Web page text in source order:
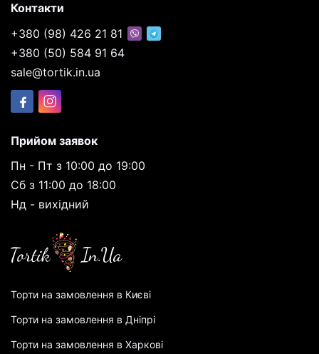
Контакти
+380 (98) 426 21 81
+380 (50) 584 91 64
sale@tortik.in.ua
Прийом заявок
Пн - Пт з 10:00 до 19:00
Сб з 11:00 до 18:00
Нд - вихідний
Торти на замовлення в Києві
Торти на замовлення в Дніпрі
Торти на замовлення в Харкові